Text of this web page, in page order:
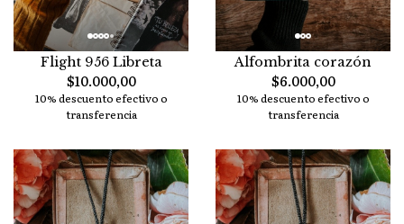
Flight 956 Libreta
$10.000,00
10% descuento efectivo o
transferencia
Alfombrita corazón
$6.000,00
10% descuento efectivo o
transferencia